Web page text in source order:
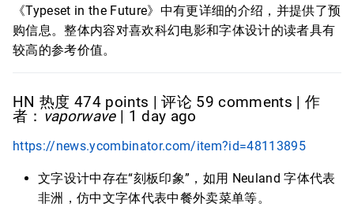
《Typeset in the Future》中有更详细的介绍，并提供了预
购信息。整体内容对喜欢科幻电影和字体设计的读者具有
较高的参考价值。
HN 热度 474 points | 评论 59 comments | 作
者： vaporwave| 1 day ago
https://news.ycombinator.com/item?id=48113895
文字设计中存在“刻板印象”，如用 Neuland 字体代表
非洲，仿中文字体代表中餐外卖菜单等。